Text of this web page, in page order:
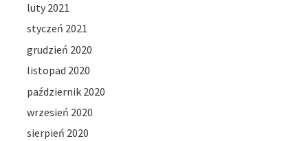
luty 2021
styczeń 2021
grudzień 2020
listopad 2020
październik 2020
wrzesień 2020
sierpień 2020